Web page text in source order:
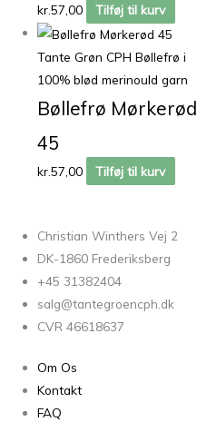
kr.57,00 Tilføj til kurv
Tante Grøn CPH Bøllefrø i
100% blød merinould garn
Bøllefrø Mørkerød
45
kr.57,00 Tilføj til kurv
Christian Winthers Vej 2
DK-1860 Frederiksberg
+45 31382404
salg@tantegroencph.dk
CVR 46618637
Om Os
Kontakt
FAQ